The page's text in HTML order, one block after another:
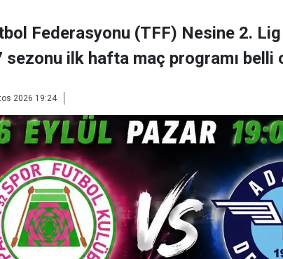
Federasyonu (TFF) Nesine 2. Lig
ilk hafta maç programı belli
2026 19:24